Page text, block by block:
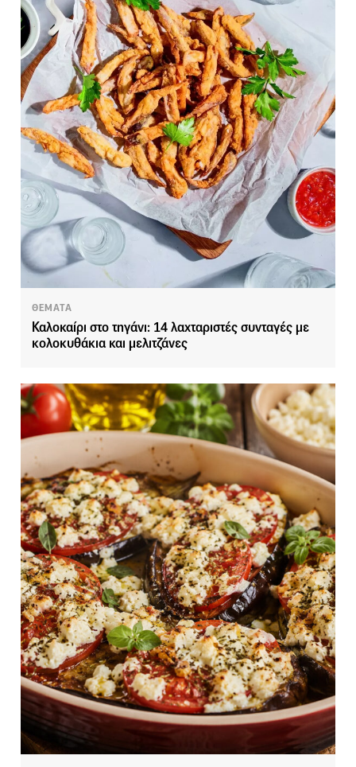
ΘΕΜΑΤΑ
Καλοκαίρι στο τηγάνι: 14 λαχταριστές συνταγές με
κολοκυθάκια και μελιτζάνες